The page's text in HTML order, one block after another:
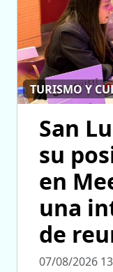
TURISMO Y
San
su
en
una
de
07/08/2026